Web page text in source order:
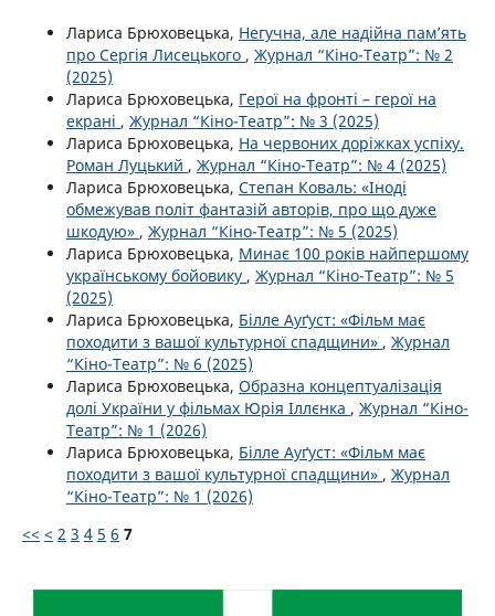
Лариса Брюховецька, Негучна, але надійна пам’ять
про Сергія Лисецького , Журнал “Кіно-Театр”: № 2
(2025)
Лариса Брюховецька, Герої на фронті – герої на
екрані , Журнал “Кіно-Театр”: № 3 (2025)
Лариса Брюховецька, На червоних доріжках успіху.
Роман Луцький , Журнал “Кіно-Театр”: № 4 (2025)
Лариса Брюховецька, Степан Коваль: «Іноді
обмежував політ фантазій авторів, про що дуже
шкодую» , Журнал “Кіно-Театр”: № 5 (2025)
Лариса Брюховецька, Минає 100 років найпершому
українському бойовику , Журнал “Кіно-Театр”: № 5
(2025)
Лариса Брюховецька, Білле Ауґуст: «Фільм має
походити з вашої культурної спадщини» , Журнал
“Кіно-Театр”: № 6 (2025)
Лариса Брюховецька, Образна концептуалізація
долі України у фільмах Юрія Іллєнка , Журнал “Кіно-
Театр”: № 1 (2026)
Лариса Брюховецька, Білле Ауґуст: «Фільм має
походити з вашої культурної спадщини» , Журнал
“Кіно-Театр”: № 1 (2026)
<< < 2 3 4 5 6 7